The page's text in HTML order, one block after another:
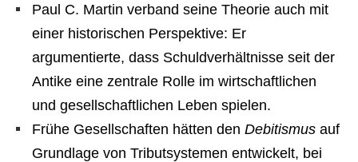
Paul C. Martin verband seine Theorie auch mit
einer historischen Perspektive: Er
argumentierte, dass Schuldverhältnisse seit der
Antike eine zentrale Rolle im wirtschaftlichen
und gesellschaftlichen Leben spielen.
Frühe Gesellschaften hätten den Debitismus auf
Grundlage von Tributsystemen entwickelt, bei